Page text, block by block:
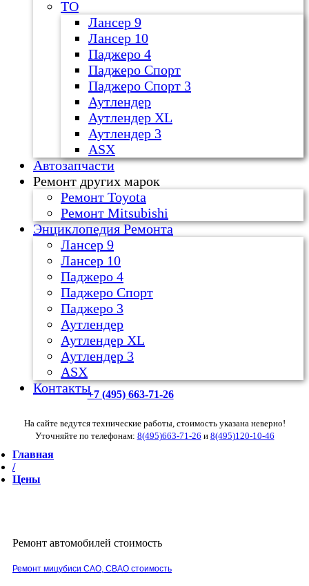
ТО
Лансер 9
Лансер 10
Паджеро 4
Паджеро Спорт
Паджеро Спорт 3
Аутлендер
Аутлендер ХL
Аутлендер 3
ASX
Автозапчасти
Ремонт других марок
Ремонт Toyota
Ремонт Mitsubishi
Энциклопедия Ремонта
Лансер 9
Лансер 10
Паджеро 4
Паджеро Спорт
Паджеро 3
Аутлендер
Аутлендер ХL
Аутлендер 3
ASX
Контакты+7 (495) 663-71-26
На сайте ведутся технические работы, стоимость указана неверно!
Уточняйте по телефонам: 8(495)663-71-26 и 8(495)120-10-46
Главная
/
Цены
Ремонт автомобилей стоимость
Ремонт мицубиси САО, СВАО стоимость